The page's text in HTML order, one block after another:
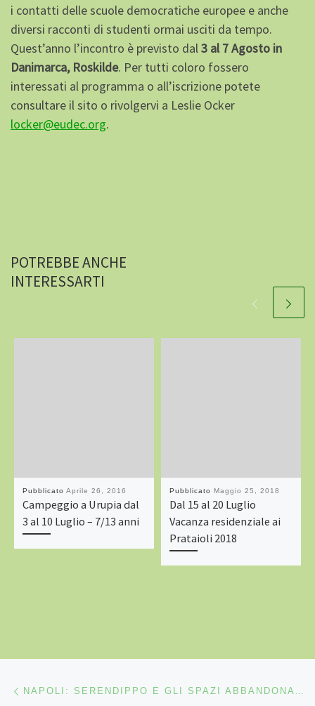
i contatti delle scuole democratiche europee e anche
diversi racconti di studenti ormai usciti da tempo.
Quest’anno l’incontro è previsto dal3 al 7 Agosto in
Danimarca, Roskilde. Per tutti coloro fossero
interessati al programma o all’iscrizione potete
consultare il sito o rivolgervi a Leslie Ocker
locker@eudec.org.
POTREBBE ANCHE
INTERESSARTI
Pubblicato Aprile 26, 2016
Campeggio a Urupia dal
3 al 10 Luglio – 7/13 anni
Pubblicato Maggio 25, 2018
Dal 15 al 20 Luglio
Vacanza residenziale ai
Prataioli 2018
Navigazione articoli NAPOLI: SERENDIPPO E GLI SPAZI ABBANDONATI DELLA CITTÀ